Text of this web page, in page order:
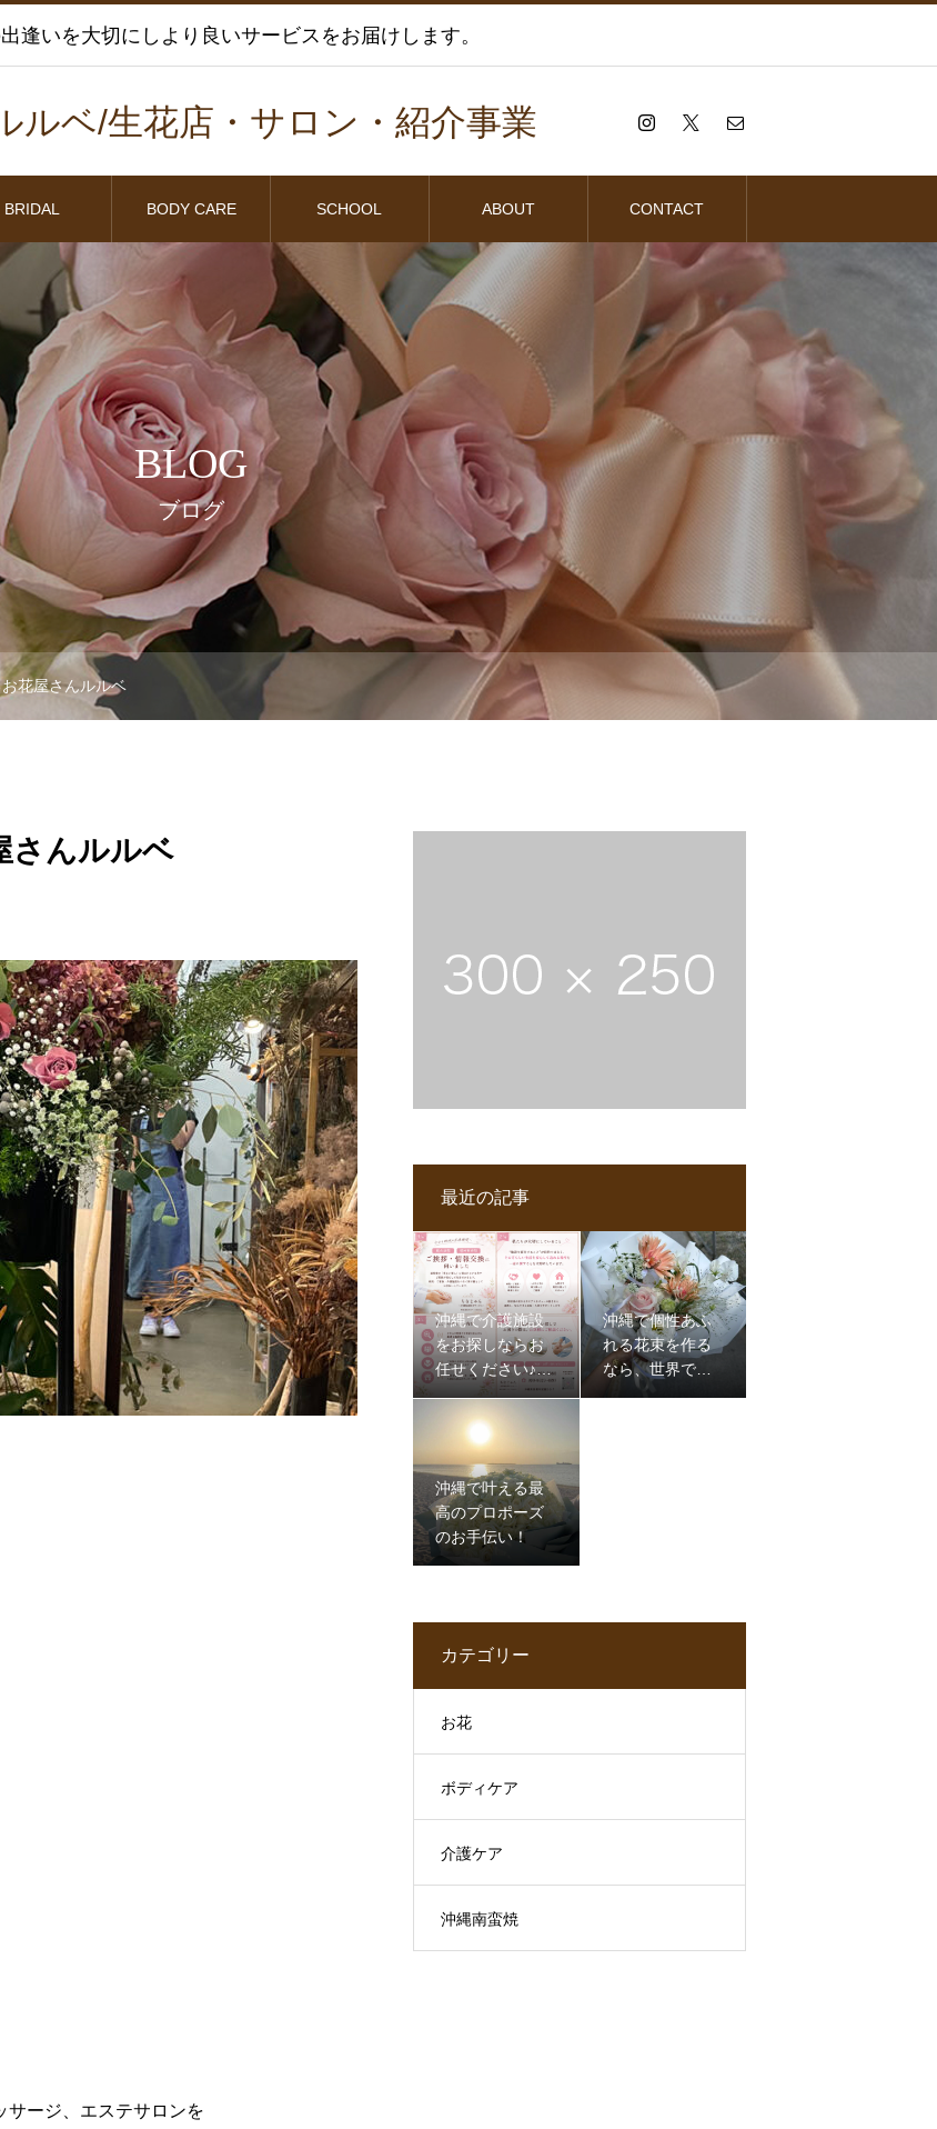
逢いを大切にしより良いサービスをお届けします。
ルベ/生花店・サロン・紹介事業
BRIDAL BODY CARE SCHOOL ABOUT CONTACT
BLOG
ブログ
花屋さんルルベ
さんルルベ
サージ、エステサロンを
最近の記事
沖縄で介護施設
をお探しならお
任せください♪那
覇,浦添,認知症,介
護,施設
沖縄で個性あふ
れる花束を作る
なら、世界で一
つだけのものを
沖縄で叶える最
高のプロポーズ
のお手伝い！
カテゴリー
お花
ボディケア
介護ケア
沖縄南蛮焼